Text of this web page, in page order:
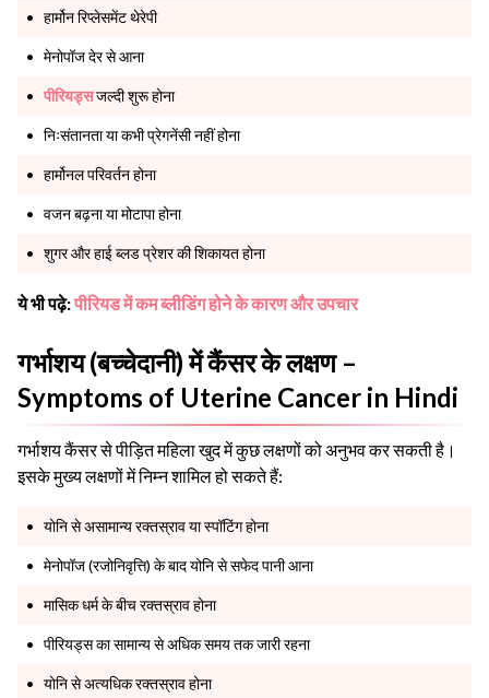
हार्मोन रिप्लेसमेंट थेरेपी
मेनोपॉज देर से आना
पीरियड्सजल्दी शुरू होना
निःसंतानता या कभी प्रेगनेंसी नहीं होना
हार्मोनल परिवर्तन होना
वजन बढ़ना या मोटापा होना
शुगर और हाई ब्लड प्रेशर की शिकायत होना
ये भी पढ़े:पीरियड में कम ब्लीडिंग होने के कारण और उपचार
गर्भाशय (बच्चेदानी) में कैंसर के लक्षण –
Symptoms of Uterine Cancer in Hindi
गर्भाशय कैंसर से पीड़ित महिला खुद में कुछ लक्षणों को अनुभव कर सकती है।
इसके मुख्य लक्षणों में निम्न शामिल हो सकते हैं:
योनि से असामान्य रक्तस्राव या स्पॉटिंग होना
मेनोपॉज (रजोनिवृत्ति) के बाद योनि से सफेद पानी आना
मासिक धर्म के बीच रक्तस्राव होना
पीरियड्स का सामान्य से अधिक समय तक जारी रहना
योनि से अत्यधिक रक्तस्राव होना